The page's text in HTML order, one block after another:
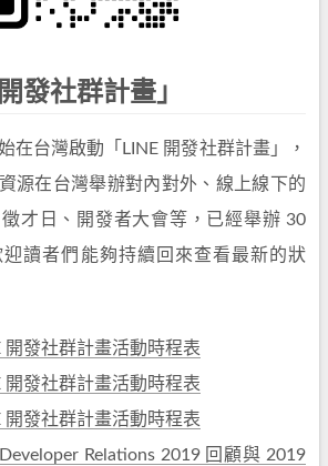
發社群計畫」
在台灣啟動「LINE 開發社群計畫」，
源在台灣舉辦對內對外、線上線下的
才日、開發者大會等，已經舉辦 30
讀者們能夠持續回來查看最新的狀
開發社群計畫活動時程表
開發社群計畫活動時程表
開發社群計畫活動時程表
Developer Relations 2019 回顧與 2019